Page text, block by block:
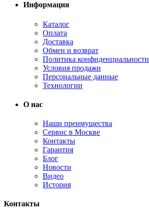
Информация
Каталог
Оплата
Доставка
Обмен и возврат
Политика конфиденциальности
Условия продажи
Персональные данные
Технологии
О нас
Наши преимущества
Сервис в Москве
Контакты
Гарантия
Блог
Новости
Видео
История
Контакты